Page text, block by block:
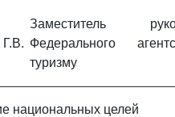
Заместитель
Федерального
туризму
национальных целей